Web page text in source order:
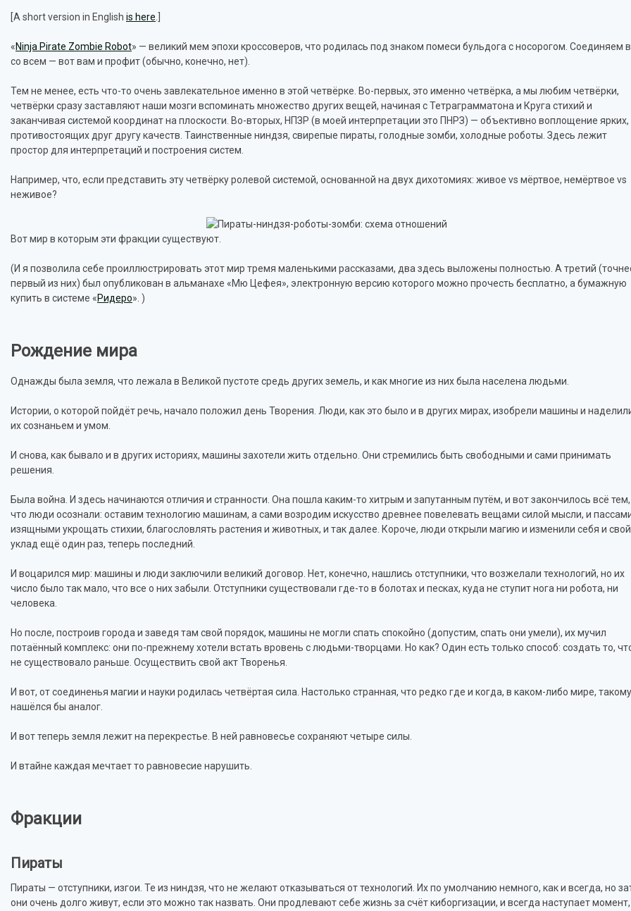
[A short version in English is here
«Ninja Pirate Zombie Robot» — великий мем эпохи кроссоверов, что родилась под знаком помеси бульдога с носорогом. Соединяем
со всем — вот вам и профит (обычно, конечно, нет).
Тем не менее, есть что-то очень завлекательное именно в этой четвёрке. Во-первых, это именно четвёрка, а мы любим четвёрки,
четвёрки сразу заставляют наши мозги вспоминать множество других вещей, начиная с Тетраграмматона и Круга стихий и
заканчивая системой координат на плоскости. Во-вторых, НПЗР (в моей интерпретации это ПНРЗ) — объективно воплощение ярких,
противостоящих друг другу качеств. Таинственные ниндзя, свирепые пираты, голодные зомби, холодные роботы. Здесь лежит
простор для интерпретаций и построения систем.
Например, что, если представить эту четвёрку ролевой системой, основанной на двух дихотомиях: живое vs мёртвое, немёртвое vs
неживое?
Вот мир в которым эти фракции существуют.
(И я позволила себе проиллюстрировать этот мир тремя маленькими рассказами, два здесь выложены полностью. А третий
первый из них) был опубликован в альманахе «Мю Цефея», электронную версию которого можно прочесть бесплатно, а бумажную
купить в системе «Ридеро». )
Рождение мира
Однажды была земля, что лежала в Великой пустоте средь других земель, и как многие из них была населена людьми.
Истории, о которой пойдёт речь, начало положил день Творения. Люди, как это было и в других мирах, изобрели машины и
их сознаньем и умом.
И снова, как бывало и в других историях, машины захотели жить отдельно. Они стремились быть свободными и сами принимать
решения.
Была война. И здесь начинаются отличия и странности. Она пошла каким-то хитрым и запутанным путём, и вот закончилось всё тем,
что люди осознали: оставим технологию машинам, а сами возродим искусство древнее повелевать вещами силой мысли, и
изящными укрощать стихии, благословлять растения и животных, и так далее. Короче, люди открыли магию и изменили себя и свой
уклад ещё один раз, теперь последний.
И воцарился мир: машины и люди заключили великий договор. Нет, конечно, нашлись отступники, что возжелали технологий, но их
число было так мало, что все о них забыли. Отступники существовали где-то в болотах и песках, куда не ступит нога ни робота, ни
человека.
Но после, построив города и заведя там свой порядок, машины не могли спать спокойно (допустим, спать они умели), их мучил
потаённый комплекс: они по-прежнему хотели встать вровень с людьми-творцами. Но как? Один есть только способ: создать то,
не существовало раньше. Осуществить свой акт Творенья.
И вот, от соединенья магии и науки родилась четвёртая сила. Настолько странная, что редко где и когда, в каком-либо мире, такому
нашёлся бы аналог.
И вот теперь земля лежит на перекрестье. В ней равновесье сохраняют четыре силы.
И втайне каждая мечтает то равновесие нарушить.
Фракции
Пираты
Пираты — отступники, изгои. Те из ниндзя, что не желают отказываться от технологий. Их по умолчанию немного, как и всегда, но
они очень долго живут, если это можно так назвать. Они продлевают себе жизнь за счёт киборгизации, и всегда наступает момент,